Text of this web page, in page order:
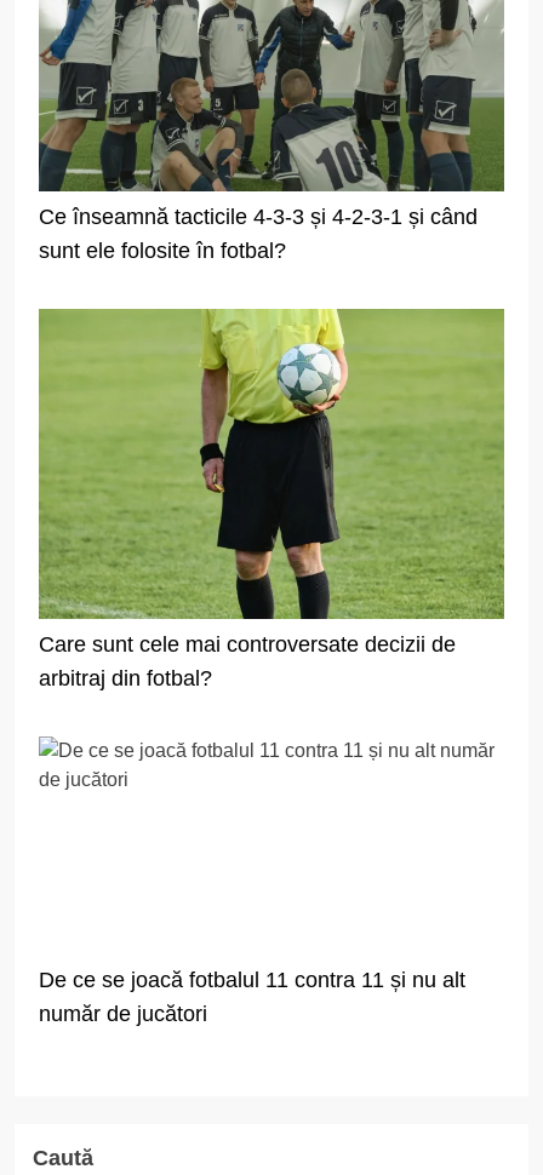
Ce înseamnă tacticile 4-3-3 și 4-2-3-1 și când
sunt ele folosite în fotbal?
Care sunt cele mai controversate decizii de
arbitraj din fotbal?
De ce se joacă fotbalul 11 contra 11 și nu alt
număr de jucători
Caută